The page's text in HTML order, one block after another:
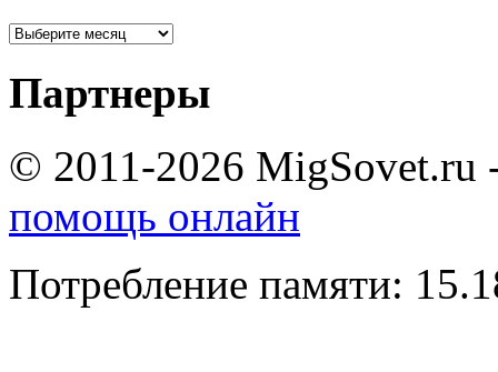
Партнеры
© 2011-2026 MigSovet.ru
помощь онлайн
Потребление памяти: